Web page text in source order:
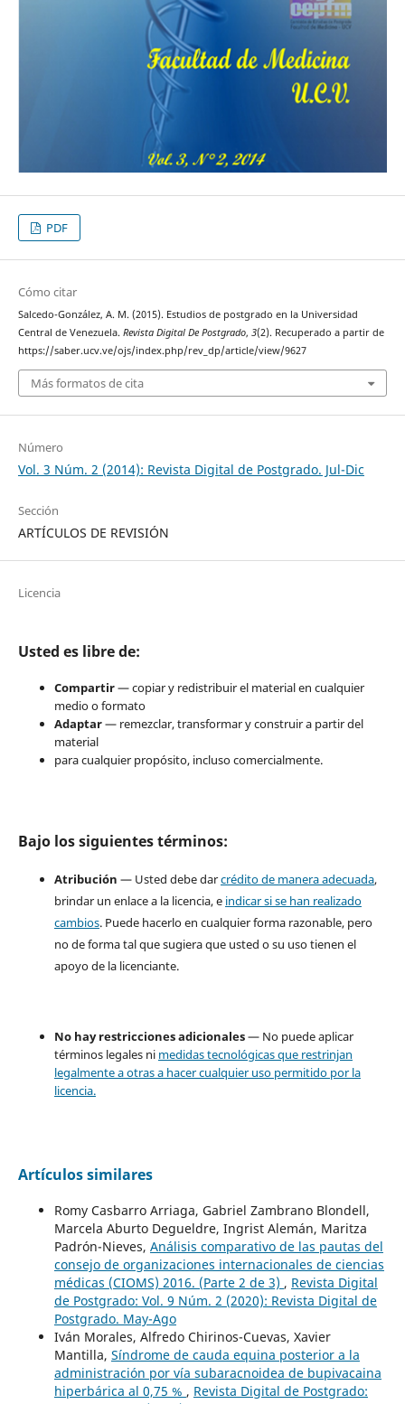
PDF
Cómo citar
Salcedo-González, A. M. (2015). Estudios de postgrado en la Universidad
Central de Venezuela. Revista Digital De Postgrado, 3(2). Recuperado a partir de
https://saber.ucv.ve/ojs/index.php/rev_dp/article/view/9627
Más formatos de cita
Número
Vol. 3 Núm. 2 (2014): Revista Digital de Postgrado. Jul-Dic
Sección
ARTÍCULOS DE REVISIÓN
Licencia
Usted es libre de:
Compartir— copiar y redistribuir el material en cualquier
medio o formato
Adaptar— remezclar, transformar y construir a partir del
material
para cualquier propósito, incluso comercialmente.
Bajo los siguientes términos:
Atribución — Usted debe darcrédito de manera adecuada,
brindar un enlace a la licencia, e indicar si se han realizado
cambios. Puede hacerlo en cualquier forma razonable, pero
no de forma tal que sugiera que usted o su uso tienen el
apoyo de la licenciante.
No hay restricciones adicionales— No puede aplicar
términos legales ni medidas tecnológicas que restrinjan
legalmente a otras a hacer cualquier uso permitido por la
licencia.
Artículos similares
Romy Casbarro Arriaga, Gabriel Zambrano Blondell,
Marcela Aburto Degueldre, Ingrist Alemán, Maritza
Padrón-Nieves, Análisis comparativo de las pautas del
consejo de organizaciones internacionales de ciencias
médicas (CIOMS) 2016. (Parte 2 de 3) , Revista Digital
de Postgrado: Vol. 9 Núm. 2 (2020): Revista Digital de
Postgrado. May-Ago
Iván Morales, Alfredo Chirinos-Cuevas, Xavier
Mantilla, Síndrome de cauda equina posterior a la
administración por vía subaracnoidea de bupivacaina
hiperbárica al 0,75 % , Revista Digital de Postgrado: